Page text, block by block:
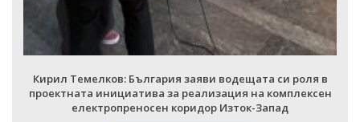
си роля в
на комплексен